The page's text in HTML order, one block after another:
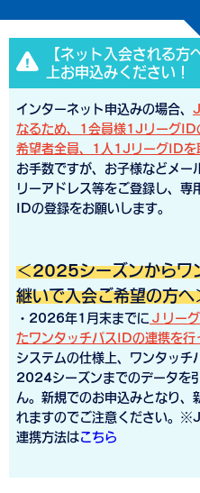
【ネット入会される方
上お申込みください！
インターネット申込みの場合、
なるため、1会員様1JリーグID
希望者全員、1人1JリーグIDを
お手数ですが、お子様などメー
リーアドレス等をご登録し、
IDの登録をお願いします。
＜2025シーズンからワ
継いで入会ご希望の方へ
・2026年1月末までに Ｊリー
たワンタッチパスIDの連携を行
システムの仕様上、ワンタッチ
2024シーズンまでのデータを
ん。新規でのお申込みとなり
れますのでご注意ください。
連携方法はこちら